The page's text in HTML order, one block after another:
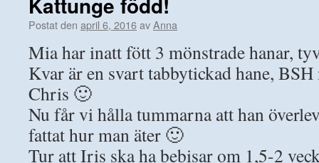
Postat den april 6, 2016avAnna
Mia har inatt fött 3 mönstrade hanar,
Kvar är en svart tabbytickad hane,
Chris 🙂
Nu får vi hålla tummarna att han
fattat hur man äter 🙂
Tur att Iris ska ha bebisar om 1,5-2